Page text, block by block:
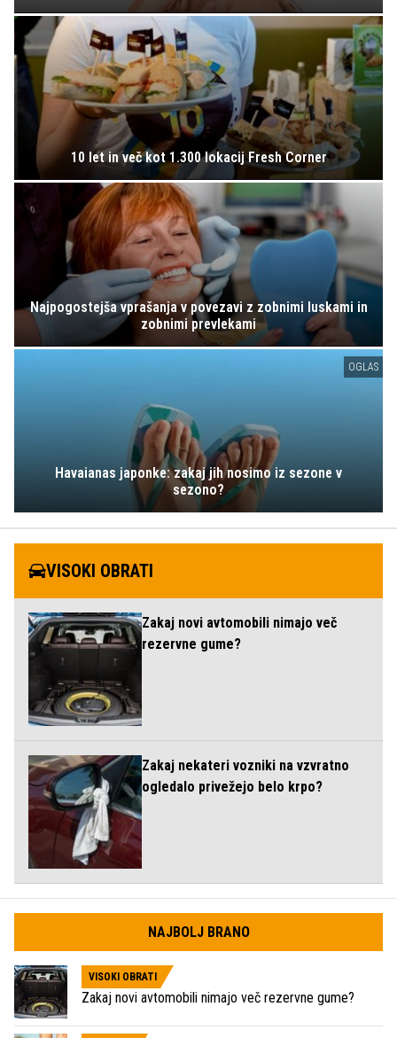
10 let in več kot 1.300 lokacij Fresh Corner
Najpogostejša vprašanja v povezavi z zobnimi luskami in
zobnimi prevlekami
OGLAS
Havaianas japonke: zakaj jih nosimo iz sezone v
sezono?
VISOKI OBRATI
Zakaj novi avtomobili nimajo več
rezervne gume?
Zakaj nekateri vozniki na vzvratno
ogledalo privežejo belo krpo?
NAJBOLJ BRANO
VISOKI OBRATI
Zakaj novi avtomobili nimajo več rezervne gume?